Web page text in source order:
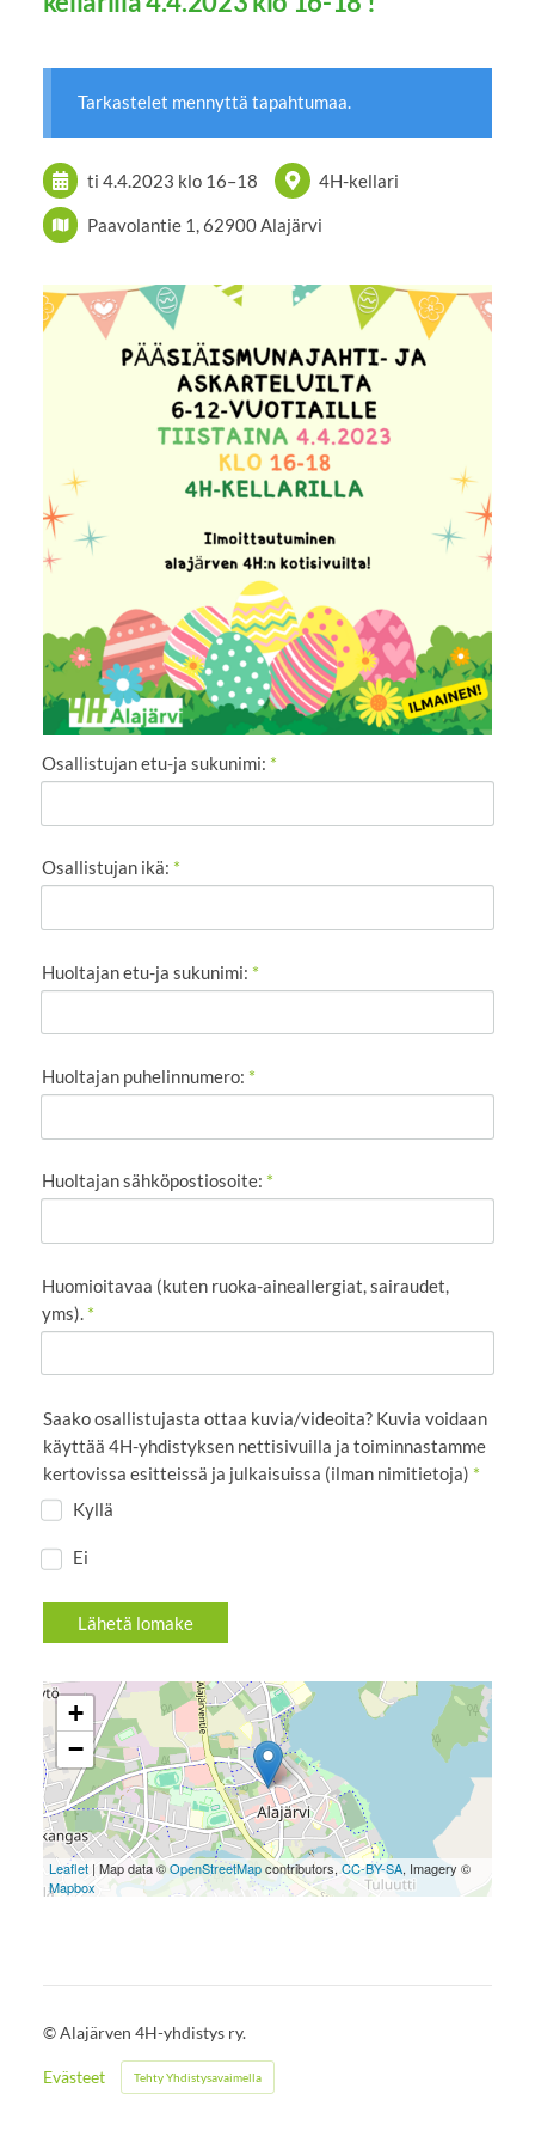
Tarkastelet mennyttä tapahtumaa.
ti 4.4.2023 klo 16–18 4H-kellari
Paavolantie 1, 62900 Alajärvi
Osallistujan etu-ja sukunimi: *
Osallistujan ikä: *
Huoltajan etu-ja sukunimi: *
Huoltajan puhelinnumero: *
Huoltajan sähköpostiosoite: *
Huomioitavaa (kuten ruoka-aineallergiat, sairaudet,
yms). *
Saako osallistujasta ottaa kuvia/videoita? Kuvia voidaan
käyttää 4H-yhdistyksen nettisivuilla ja toiminnastamme
kertovissa esitteissä ja julkaisuissa (ilman nimitietoja) *
Kyllä
Ei
Lähetä lomake
+
−
Leaflet| Map data ©OpenStreetMapcontributors, CC-BY-SA, Imagery ©
Mapbox
©Alajärven 4H-yhdistys ry.
Evästeet Tehty Yhdistysavaimella